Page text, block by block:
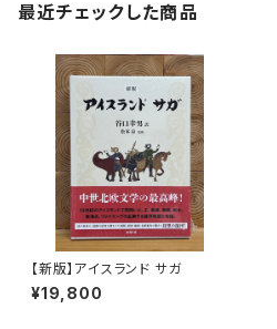
最近チェックした商品
【新版】アイスランド サガ
¥19,800